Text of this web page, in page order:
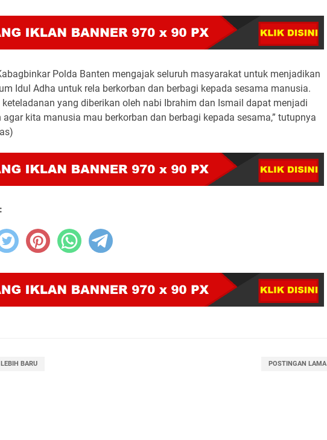
Polda Banten mengajak seluruh masyarakat untuk menjadikan
Idul Adha untuk rela berkorban dan berbagi kepada sesama manusia.
keteladanan yang diberikan oleh nabi Ibrahim dan Ismail dapat menjadi
kita manusia mau berkorban dan berbagi kepada sesama,” tutupnya
BARU POSTINGAN LAMA